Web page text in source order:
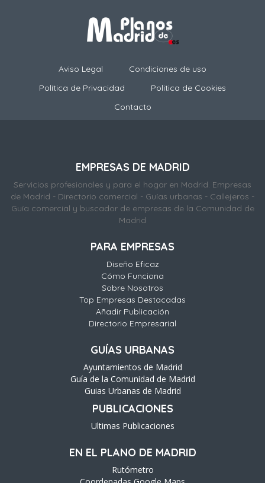
Aviso Legal
Condiciones de uso
Política de Privacidad
Politica de Cookies
Contacto
EMPRESAS DE MADRID
Servicios profesionales y para el hogar en Madrid. Empresas
de Madrid - Directorio comercial - Guías urbanas - Callejeros -
Guía comercial y buscador de empresas de la Comunidad de
Madrid
PARA EMPRESAS
Diseño Eficaz
Cómo Funciona
Sobre Nosotros
Top Empresas Destacadas
Añadir Publicación
Directorio Empresarial
GUÍAS URBANAS
Ayuntamientos de Madrid
Guía de la Comunidad de Madrid
Guias Urbanas de Madrid
PUBLICACIONES
Ultimas Publicaciones
EN EL PLANO DE MADRID
Rutómetro